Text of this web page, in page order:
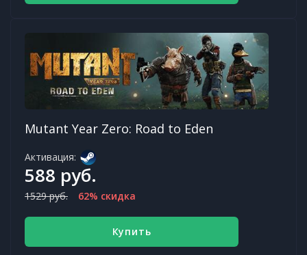
Mutant Year Zero: Road to Eden
Активация:
588 руб.
1529 руб. 62% скидка
Купить